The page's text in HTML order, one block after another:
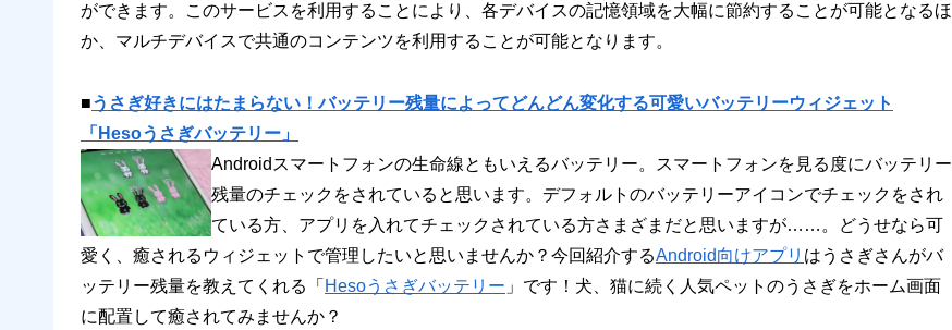
ができます。このサービスを利用することにより、各デバイスの記憶領域を大幅に節約することが可能となるほ
か、マルチデバイスで共通のコンテンツを利用することが可能となります。
■うさぎ好きにはたまらない！バッテリー残量によってどんどん変化する可愛いバッテリーウィジェット
「Hesoうさぎバッテリー」
Androidスマートフォンの生命線ともいえるバッテリー。スマートフォンを見る度にバッテリー
残量のチェックをされていると思います。デフォルトのバッテリーアイコンでチェックをされ
ている方、アプリを入れてチェックされている方さまざまだと思いますが……。どうせなら可
愛く、癒されるウィジェットで管理したいと思いませんか？今回紹介するAndroid向けアプリ はうさぎさんがバ
ッテリー残量を教えてくれる「 Hesoうさぎバッテリー 」です！犬、猫に続く人気ペットのうさぎをホーム画面
に配置して癒されてみませんか？